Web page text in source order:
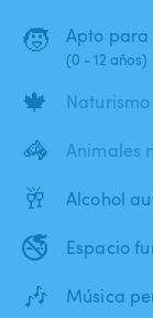
🧒 Apto para
(0 - 12 años)
🍁
🦓 Animales
🥂 Alcohol
🚭 Espacio
🎶 Música